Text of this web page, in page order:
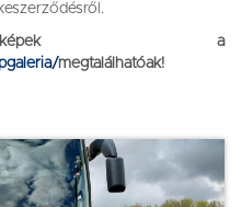
képek a
megtalálhatóak!